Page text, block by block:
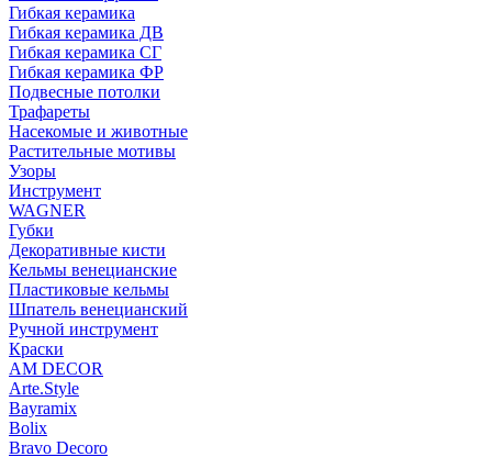
Гибкая керамика
Гибкая керамика ДВ
Гибкая керамика СГ
Гибкая керамика ФР
Подвесные потолки
Трафареты
Насекомые и животные
Растительные мотивы
Узоры
Инструмент
WAGNER
Губки
Декоративные кисти
Кельмы венецианские
Пластиковые кельмы
Шпатель венецианский
Ручной инструмент
Краски
AM DECOR
Arte.Style
Bayramix
Bolix
Bravo Decoro